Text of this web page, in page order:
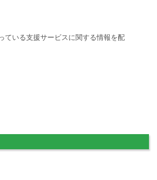
ている支援サービスに関する情報を配